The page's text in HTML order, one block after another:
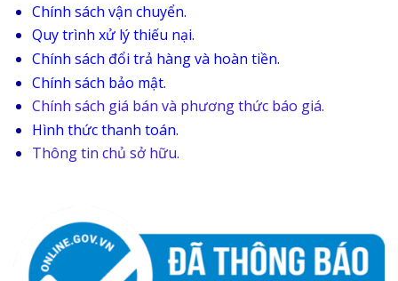
Chính sách vận chuyển.
Quy trình xử lý thiếu nại.
Chính sách đổi trả hàng và hoàn tiền.
Chính sách bảo mật.
Chính sách giá bán và phương thức báo giá.
Hình thức thanh toán.
Thông tin chủ sở hữu.